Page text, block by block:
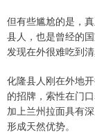
但有些尴尬的是，
县人，也是曾经的
发现在外很难吃到
化隆县人刚在外地
的招牌，索性在门
加上兰州拉面具有
形成天然优势。